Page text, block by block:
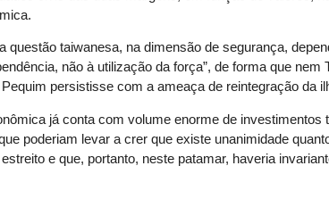
questão taiwanesa, na dimensão de segurança,
não à utilização da força”, de forma que nem
persistisse com a ameaça de reintegração da
já conta com volume enorme de investimentos
poderiam levar a crer que existe unanimidade
e que, portanto, neste patamar, haveria